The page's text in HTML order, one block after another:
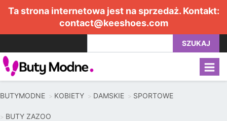
Ta strona internetowa jest na sprzedaż. Kontakt:
contact@keeshoes.com
SZUKAJ
BUTYMODNE KOBIETY DAMSKIE SPORTOWE
BUTY ZAZOO